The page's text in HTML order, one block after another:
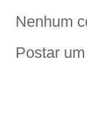
Nenhum
Postar